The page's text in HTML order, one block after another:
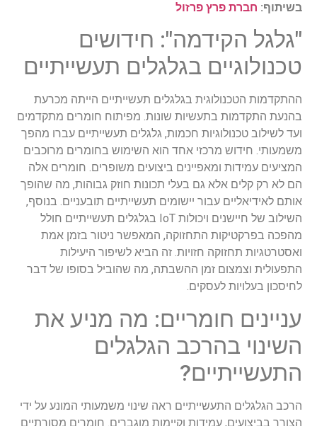
בשיתוף: חברת פרץ פרזול
"גלגל הקידמה": חידושים
טכנולוגיים בגלגלים תעשייתיים
ההתקדמות הטכנולוגית בגלגלים תעשייתיים הייתה מכרעת
בהנעת התקדמות בתעשיות שונות. מפיתוח חומרים מתקדמים
ועד לשילוב טכנולוגיות חכמות, גלגלים תעשייתיים עברו מהפך
משמעותי. חידוש מרכזי אחד הוא השימוש בחומרים מרוכבים
המציעים עמידות ומאפיינים ביצועים משופרים. חומרים אלה
הם לא רק קלים אלא גם בעלי תכונות חוזק גבוהות, מה שהופך
אותם לאידיאליים עבור יישומים תעשייתיים תובעניים. בנוסף,
השילוב של חיישנים ויכולות IoT בגלגלים תעשייתיים חולל
מהפכה בפרקטיקות התחזוקה, המאפשר ניטור בזמן אמת
ואסטרטגיות תחזוקה חזויות. זה הביא לשיפור היעילות
התפעולית וצמצום זמן ההשבתה, מה שהוביל בסופו של דבר
לחיסכון בעלויות לעסקים.
עניינים חומריים: מה מניע את
השינוי בהרכב הגלגלים
התעשייתיים?
הרכב הגלגלים התעשייתיים ראה שינוי משמעותי המונע על ידי
הצורך בביצועים, עמידות וקיימות מוגברים. חומרים מסורתיים